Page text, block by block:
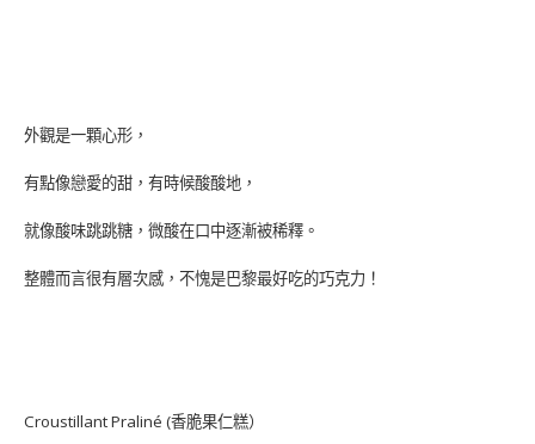
外觀是一顆心形，
有點像戀愛的甜，有時候酸酸地，
就像酸味跳跳糖，微酸在口中逐漸被稀釋。
整體而言很有層次感，不愧是巴黎最好吃的巧克力！
Croustillant Praliné (香脆果仁糕）